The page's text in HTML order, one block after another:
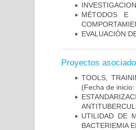
MÉTODOS E
EVALUACIÓN
Proyectos
TOOLS,
(Fecha de
UTILIDAD DE
BACTERIEMIA